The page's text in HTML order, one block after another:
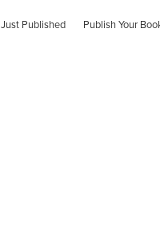
Just Published Publish Your